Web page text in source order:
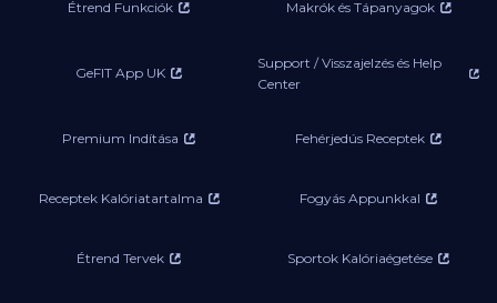
Étrend Funkciók Makrók és Tápanyagok
GeFIT App UK
Support / Visszajelzés és Help
Center
Premium Indítása Fehérjedús Receptek
Receptek Kalóriatartalma Fogyás Appunkkal
Étrend Tervek Sportok Kalóriaégetése